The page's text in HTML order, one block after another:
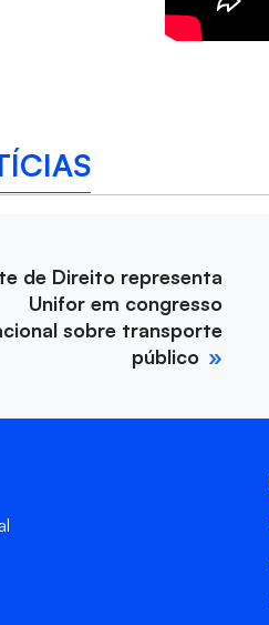
de Direito representa
Unifor em congresso
sobre transporte
público